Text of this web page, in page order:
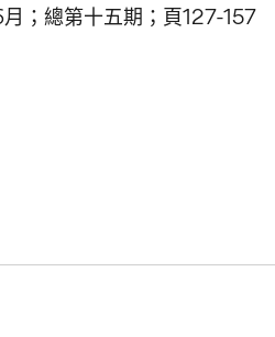
；總第十五期；頁127-157